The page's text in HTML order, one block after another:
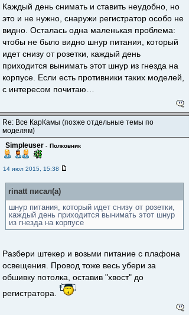
Каждый день снимать и ставить неудобно, но
это и не нужно, снаружи регистратор особо не
видно. Осталась одна маленькая проблема:
чтобы не было видно шнур питания, который
идет снизу от розетки, каждый день
приходится вынимать этот шнур из гнезда на
корпусе. Если есть противники таких моделей,
с интересом почитаю…
Re: Все КарКамы (позже отдельные темы по
моделям)
Simpleuser - Полковник
14 июл 2015, 15:38
rinatt писал(а)
шнур питания, который идет снизу от розетки,
каждый день приходится вынимать этот шнур
из гнезда на корпусе
Разбери штекер и возьми питание с плафона
освещения. Провод тоже весь убери за
обшивку потолка, оставив "хвост" до
регистратора.